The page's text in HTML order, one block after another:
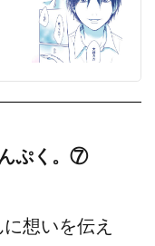
ぷく。⑦
想いを伝え